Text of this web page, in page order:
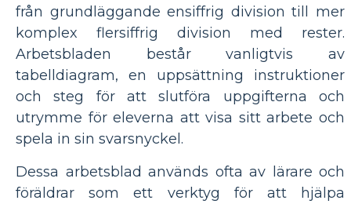
från grundläggande ensiffrig division till mer
komplex flersiffrig division med rester.
Arbetsbladen består vanligtvis av
tabelldiagram, en uppsättning instruktioner
och steg för att slutföra uppgifterna och
utrymme för eleverna att visa sitt arbete och
spela in sin svarsnyckel.
Dessa arbetsblad används ofta av lärare och
föräldrar som ett verktyg för att hjälpa